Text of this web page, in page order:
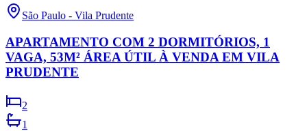
São Paulo - Vila Prudente
APARTAMENTO COM 2 DORMITÓRIOS, 1
VAGA, 53M² ÁREA ÚTIL À VENDA EM VILA
PRUDENTE
2
1